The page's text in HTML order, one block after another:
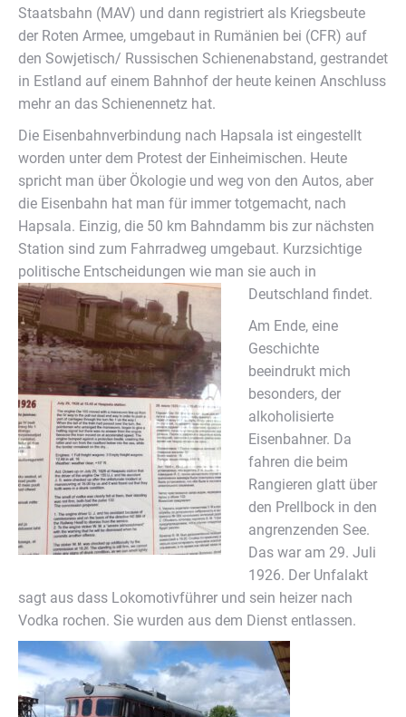
Staatsbahn (MAV) und dann registriert als Kriegsbeute
der Roten Armee, umgebaut in Rumänien bei (CFR) auf
den Sowjetisch/ Russischen Schienenabstand, gestrandet
in Estland auf einem Bahnhof der heute keinen Anschluss
mehr an das Schienennetz hat.
Die Eisenbahnverbindung nach Hapsala ist eingestellt
worden unter dem Protest der Einheimischen. Heute
spricht man über Ökologie und weg von den Autos, aber
die Eisenbahn hat man für immer totgemacht, nach
Hapsala. Einzig, die 50 km Bahndamm bis zur nächsten
Station sind zum Fahrradweg umgebaut. Kurzsichtige
politische Entscheidungen wie man sie auch in
Deutschland findet.
Am Ende, eine
Geschichte
beeindrukt mich
besonders, der
alkoholisierte
Eisenbahner. Da
fahren die beim
Rangieren glatt über
den Prellbock in den
angrenzenden See.
Das war am 29. Juli
1926. Der Unfalakt
sagt aus dass Lokomotivführer und sein heizer nach
Vodka rochen. Sie wurden aus dem Dienst entlassen.